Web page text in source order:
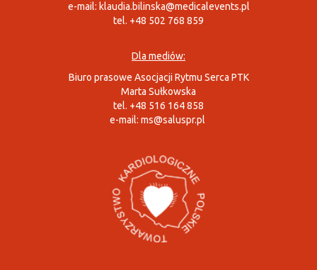
e-mail: klaudia.bilinska@medicalevents.pl
tel. +48 502 768 859
Dla mediów:
Biuro prasowe Asocjacji Rytmu Serca PTK
Marta Sułkowska
tel. +48 516 164 858
e-mail: ms@saluspr.pl